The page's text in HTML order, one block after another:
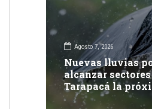
Agosto 7, 2026
Nuevas lluvias
alcanzar sectores
Tarapacá la
semana